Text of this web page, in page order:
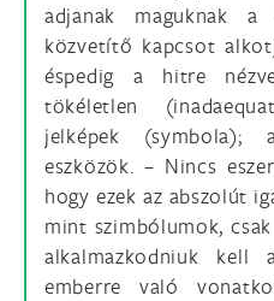
adjanak maguknak
közvetítő kapcsot
éspedig a hitre
tökéletlen
jelképek
eszközök. – Nincs
hogy ezek az abszolút
mint szimbólumok,
alkalmazkodniuk kell
emberre való